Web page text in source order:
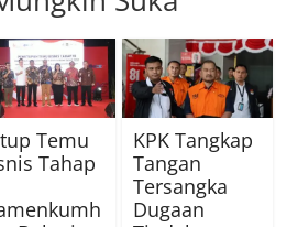
Temu
Tahap
KPK Tangkap
Tangan
Tersangka
Dugaan